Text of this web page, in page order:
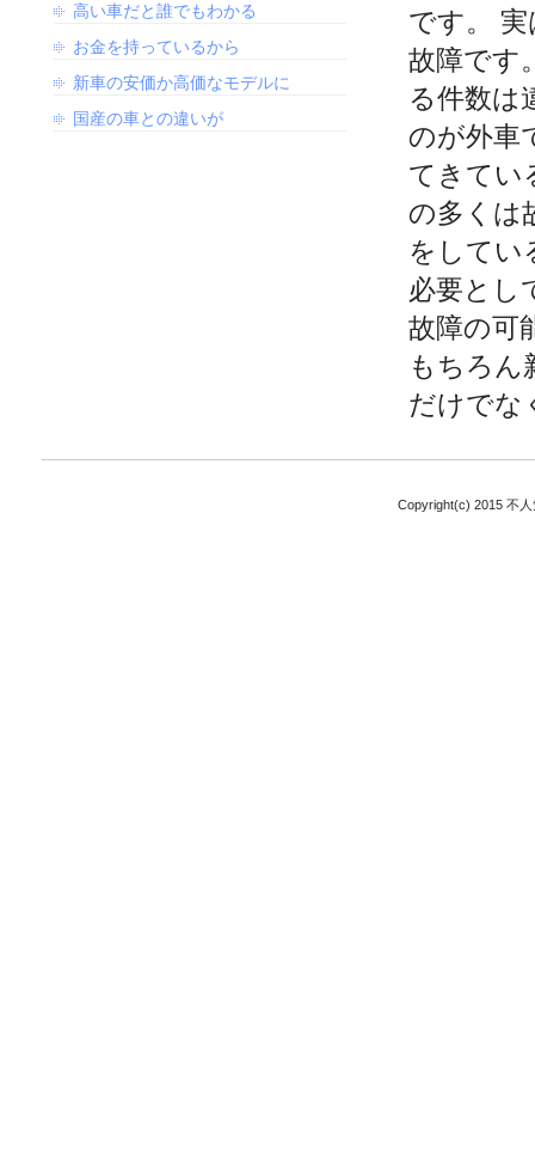
です。
故障です
る件数は
のが外車
てきてい
の多くは
をしてい
必要とし
故障の可
もちろん
だけでな
高い車だと誰でもわかる
お金を持っているから
新車の安価か高価なモデルに
国産の車との違いが
Copyright(c) 2015 不